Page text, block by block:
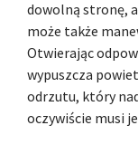
dowolną stronę,
może także
Otwierając
wypuszcza
odrzutu, który
oczywiście musi